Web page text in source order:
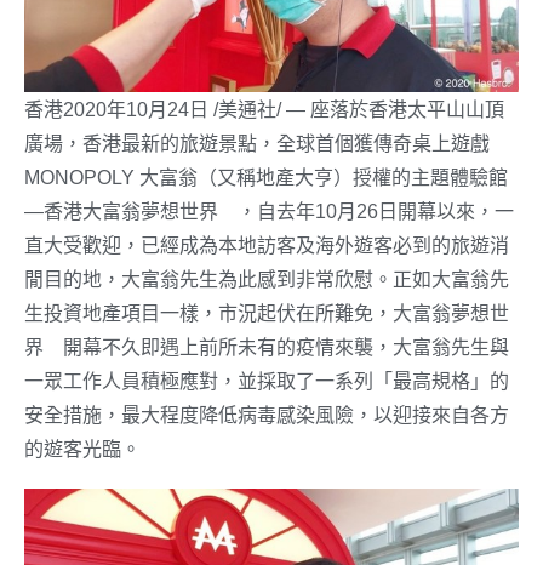
香港2020年10月24日 /美通社/ — 座落於香港太平山山頂
廣場，香港最新的旅遊景點，全球首個獲傳奇桌上遊戲
MONOPOLY 大富翁（又稱地產大亨）授權的主題體驗館
—香港大富翁夢想世界™，自去年10月26日開幕以來，一
直大受歡迎，已經成為本地訪客及海外遊客必到的旅遊消
閒目的地，大富翁先生為此感到非常欣慰。正如大富翁先
生投資地產項目一樣，市況起伏在所難免，大富翁夢想世
界™開幕不久即遇上前所未有的疫情來襲，大富翁先生與
一眾工作人員積極應對，並採取了一系列「最高規格」的
安全措施，最大程度降低病毒感染風險，以迎接來自各方
的遊客光臨。